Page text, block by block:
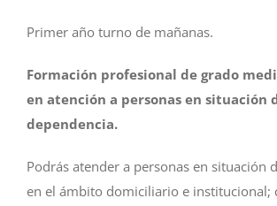
Primer año turno de mañanas.
Formación profesional de grado
en atención a personas en situación
dependencia.
Podrás atender a personas en situación
en el ámbito domiciliario e institucional;